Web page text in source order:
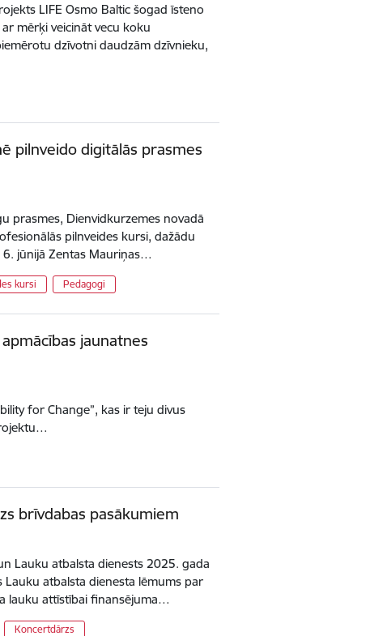
LIFE Osmo Baltic šogad īsteno
mērķi veicināt vecu koku
dzīvotni daudzām dzīvnieku,
pilnveido digitālās prasmes
prasmes, Dienvidkurzemes novadā
pilnveides kursi, dažādu
jūnijā Zentas Mauriņas…
kursi Pedagogi
jaunatnes
for Change”, kas ir teju divus
brīvdabas pasākumiem
Lauku atbalsta dienests 2025. gada
atbalsta dienesta lēmums par
lauku attīstībai finansējuma…
Koncertdārzs